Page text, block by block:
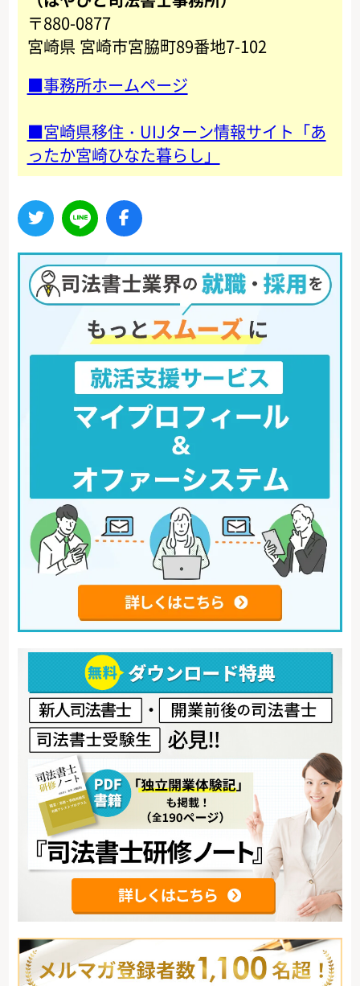
〒880-0877
宮崎県 宮崎市宮脇町89番地7-102
■事務所ホームページ
■宮崎県移住・UIJターン情報サイト「あ
ったか宮崎ひなた暮らし」